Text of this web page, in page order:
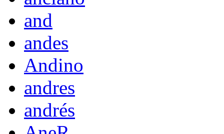
and
andes
Andino
andres
andrés